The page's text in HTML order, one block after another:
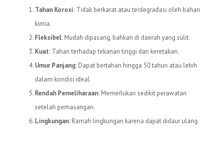
Tahan Korosi: Tidak berkarat atau terdegradasi oleh bahan
kimia.
Fleksibel: Mudah dipasang, bahkan di daerah yang sulit.
Kuat: Tahan terhadap tekanan tinggi dan keretakan.
Umur Panjang: Dapat bertahan hingga 50 tahun atau lebih
dalam kondisi ideal.
Rendah Pemeliharaan: Memerlukan sedikit perawatan
setelah pemasangan.
Lingkungan: Ramah lingkungan karena dapat didaur ulang.